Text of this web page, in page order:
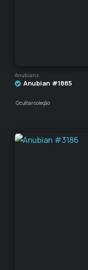
Anubians
Anubian #1885
Ocultar coleção